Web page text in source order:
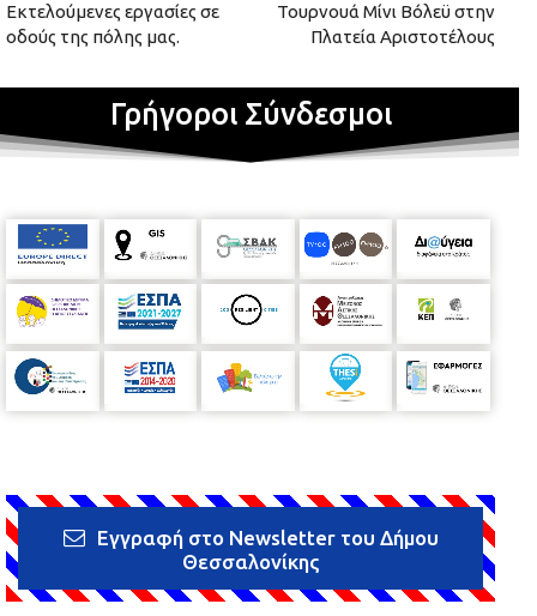
Εκτελούμενες εργασίες σε
οδούς της πόλης μας.
Τουρνουά Μίνι Βόλεϋ στην
Πλατεία Αριστοτέλους
Γρήγοροι Σύνδεσμοι
Εγγραφή στο Newsletter του Δήμου
Θεσσαλονίκης